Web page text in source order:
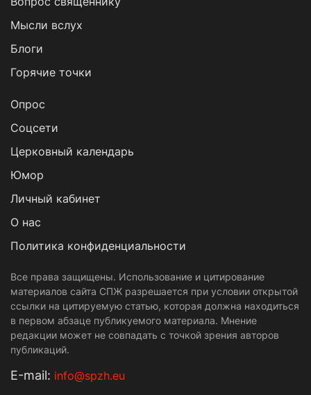
Мысли вслух
Блоги
Горячие точки
Опрос
Cоцсети
Церковный календарь
Юмор
Личный кабинет
О нас
Политика конфиденциальности
Все права защищены. Использование и цитирование
материалов сайта СПЖ разрешается при условии открытой
ссылки на цитируемую статью, которая должна находиться
в первом абзаце публикуемого материала. Мнение
редакции может не совпадать с точкой зрения авторов
публикаций.
Е-mail: info@spzh.eu